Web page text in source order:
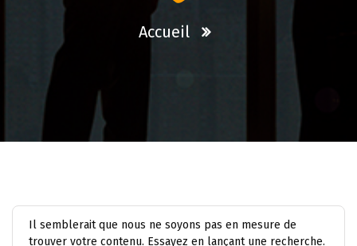
Accueil
Il semblerait que nous ne soyons pas en mesure de
trouver votre contenu. Essayez en lançant une recherche.